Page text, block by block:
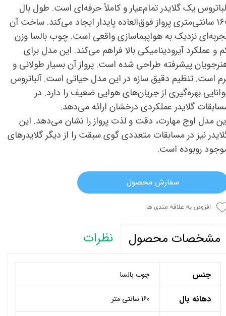
یک گلایدر تمام‌عیار و کاملاً حرفه‌ای است. طول بال
۱۶۰ سانتی‌متری پرواز فوق‌العاده پایدار ایجاد می‌کند. ساخت آن
نزدیک به هواپیماسازی واقعی است. چوب بالسا وزن
و عملکرد آیرودینامیکی بالا فراهم می‌کند. این مدل برای
پیشرفته طراحی شده است. پرواز آن بسیار طولانی و
است. تنظیم دقیق سازه در این مدل حیاتی است. آلباتروس
بهره‌گیری از جریان‌های هوایی ضعیف را دارد. در
گلایدر عملکردی درخشان ارائه می‌دهد.
مدل اوج مهارت، دقت و لذت پرواز را نشان می‌دهد. این
نیز در مسابقات متعددی گوی سبقت را از دیگر گلایدر‌های
روبوده است.
سفارش محصول
افزودن به علاقه مندی ها
مشخصات محصول نظرات
جنس چوب بالسا
دهانه بال 160 سانتی متر